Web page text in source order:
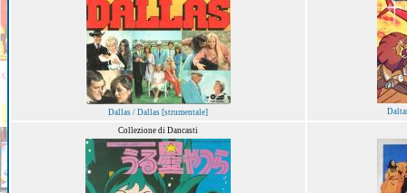
Dallas / Dallas [strumentale]
Collezione di Dancasti